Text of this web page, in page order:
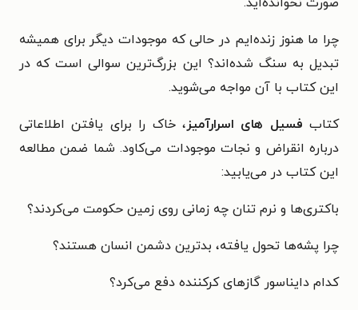
چرا ما هنوز زنده‌ایم در حالی که موجودات دیگر برای همیشه
تبدیل به سنگ شده‌اند؟ این بزرگ‌‌ترین سوالی است که در
این کتاب با آن مواجه می‌شوید.
کتاب فسیل های اسرارآمیز، خاک را برای یافتن اطلاعاتی
درباره انقراض و نجات موجودات می‌کاود. شما ضمن مطالعه
این کتاب در می‌یابید:
باکتری‌ها و نرم تنان چه زمانی روی زمین حکومت می‌کردند؟
چرا پشه‌ها تحول یافته، بدترین دشمن انسان هستند؟
کدام دایناسور گازهای کر‌کننده دفع می‌کرد؟